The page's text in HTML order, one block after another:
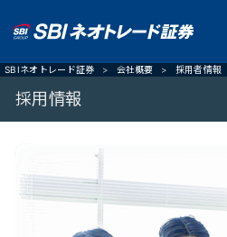
SBIネオトレード証券 会社概要 採用者情報
採用情報